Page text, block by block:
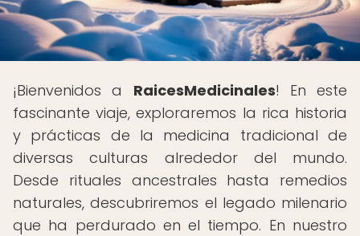
¡Bienvenidos a RaicesMedicinales! En este
fascinante viaje, exploraremos la rica historia
y prácticas de la medicina tradicional de
diversas culturas alrededor del mundo.
Desde rituales ancestrales hasta remedios
naturales, descubriremos el legado milenario
que ha perdurado en el tiempo. En nuestro